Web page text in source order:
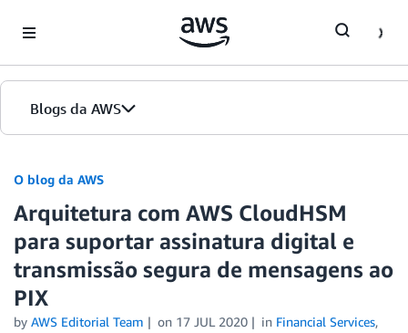
Blogs da AWS
Página inicial
Edições
O blog da AWS
Arquitetura com AWS CloudHSM
para suportar assinatura digital e
transmissão segura de mensagens ao
PIX
by AWS Editorial Team on 17 JUL 2020 in Financial Services,